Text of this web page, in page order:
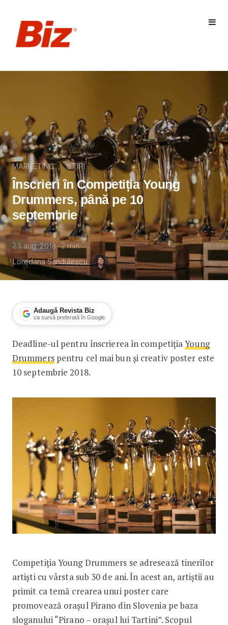
MARKETING STIRI
Înscrieri în Competiția Young
Drummers, până pe 10
septembrie
23 aug. 2018 2min
Loredana Sandulescu
Adaugă Revista Biz
ca sursă preferată în Google
Înscrieri în Competiția Young
Deadline-ul pentru înscrierea în competițiaYoung
Drummerspentru cel mai bun și creativ poster este
10 septembrie 2018.
Competiția Young Drummers se adresează tinerilor
artiști cu vârsta sub 30 de ani. În acest an, artiștii au
primit ca temă crearea unui poster care
promovează orașul Pirano din Slovenia pe baza
sloganului “Pirano – orașul lui Tartini”. Scopul